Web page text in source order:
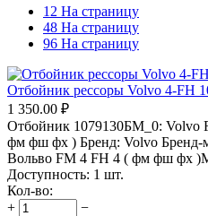
12 На страницу
48 На страницу
96 На страницу
Отбойник рессоры Volvo 4-FH
1 350.00 ₽
Отбойник 1079130БМ_0: Volvo
фм фш фх ) Бренд: Volvo Бренд-
Вольво FM 4 FH 4 ( фм фш фх
Доступность: 1 шт.
Кол-во:
+
−